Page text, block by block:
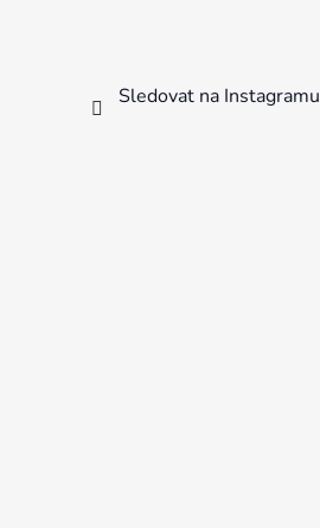
Sledovat na Instagramu